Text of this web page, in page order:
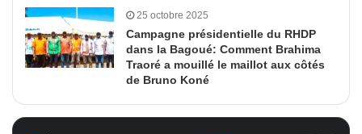
25 octobre 2025
Campagne présidentielle du RHDP
dans la Bagoué: Comment Brahima
Traoré a mouillé le maillot aux côtés
de Bruno Koné